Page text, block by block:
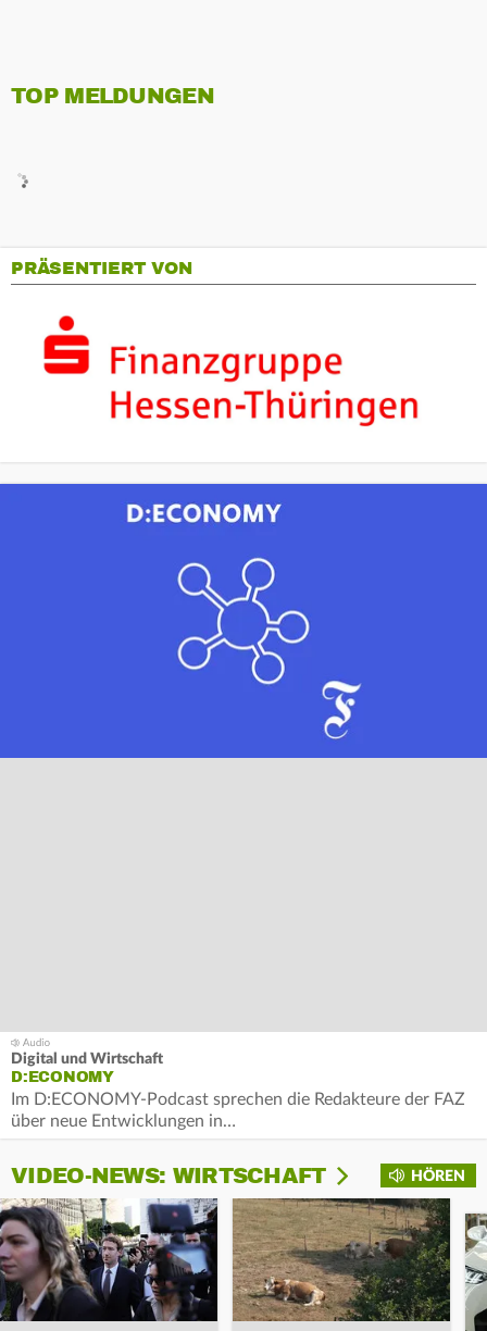
TOP MELDUNGEN
PRÄSENTIERT VON
Digital und Wirtschaft
D:ECONOMY
Im D:ECONOMY-Podcast sprechen die Redakteure der FAZ
über neue Entwicklungen in…
HÖREN
VIDEO-NEWS: WIRTSCHAFT